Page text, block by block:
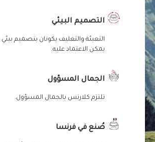
التصميم البيئي
التعبئة والتغليف يكونان بتصميم
يمكن الاعتماد عليه.
الجمال المسؤول
تلتزم كلارنس بالجمال المسؤول.
صُنع في فرنسا